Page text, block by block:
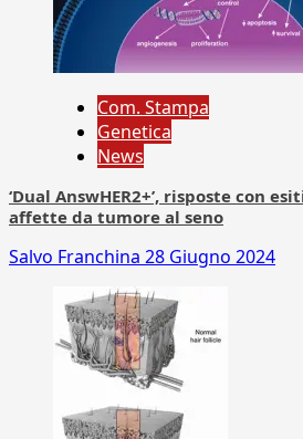
Com. Stampa
Genetica
News
‘Dual AnswHER2+’, risposte con
affette da tumore al seno
Salvo Franchina 28 Giugno 2024